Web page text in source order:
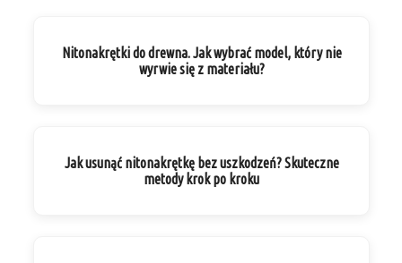
Nitonakrętki do drewna. Jak wybrać model, który nie
wyrwie się z materiału?
Jak usunąć nitonakrętkę bez uszkodzeń? Skuteczne
metody krok po kroku